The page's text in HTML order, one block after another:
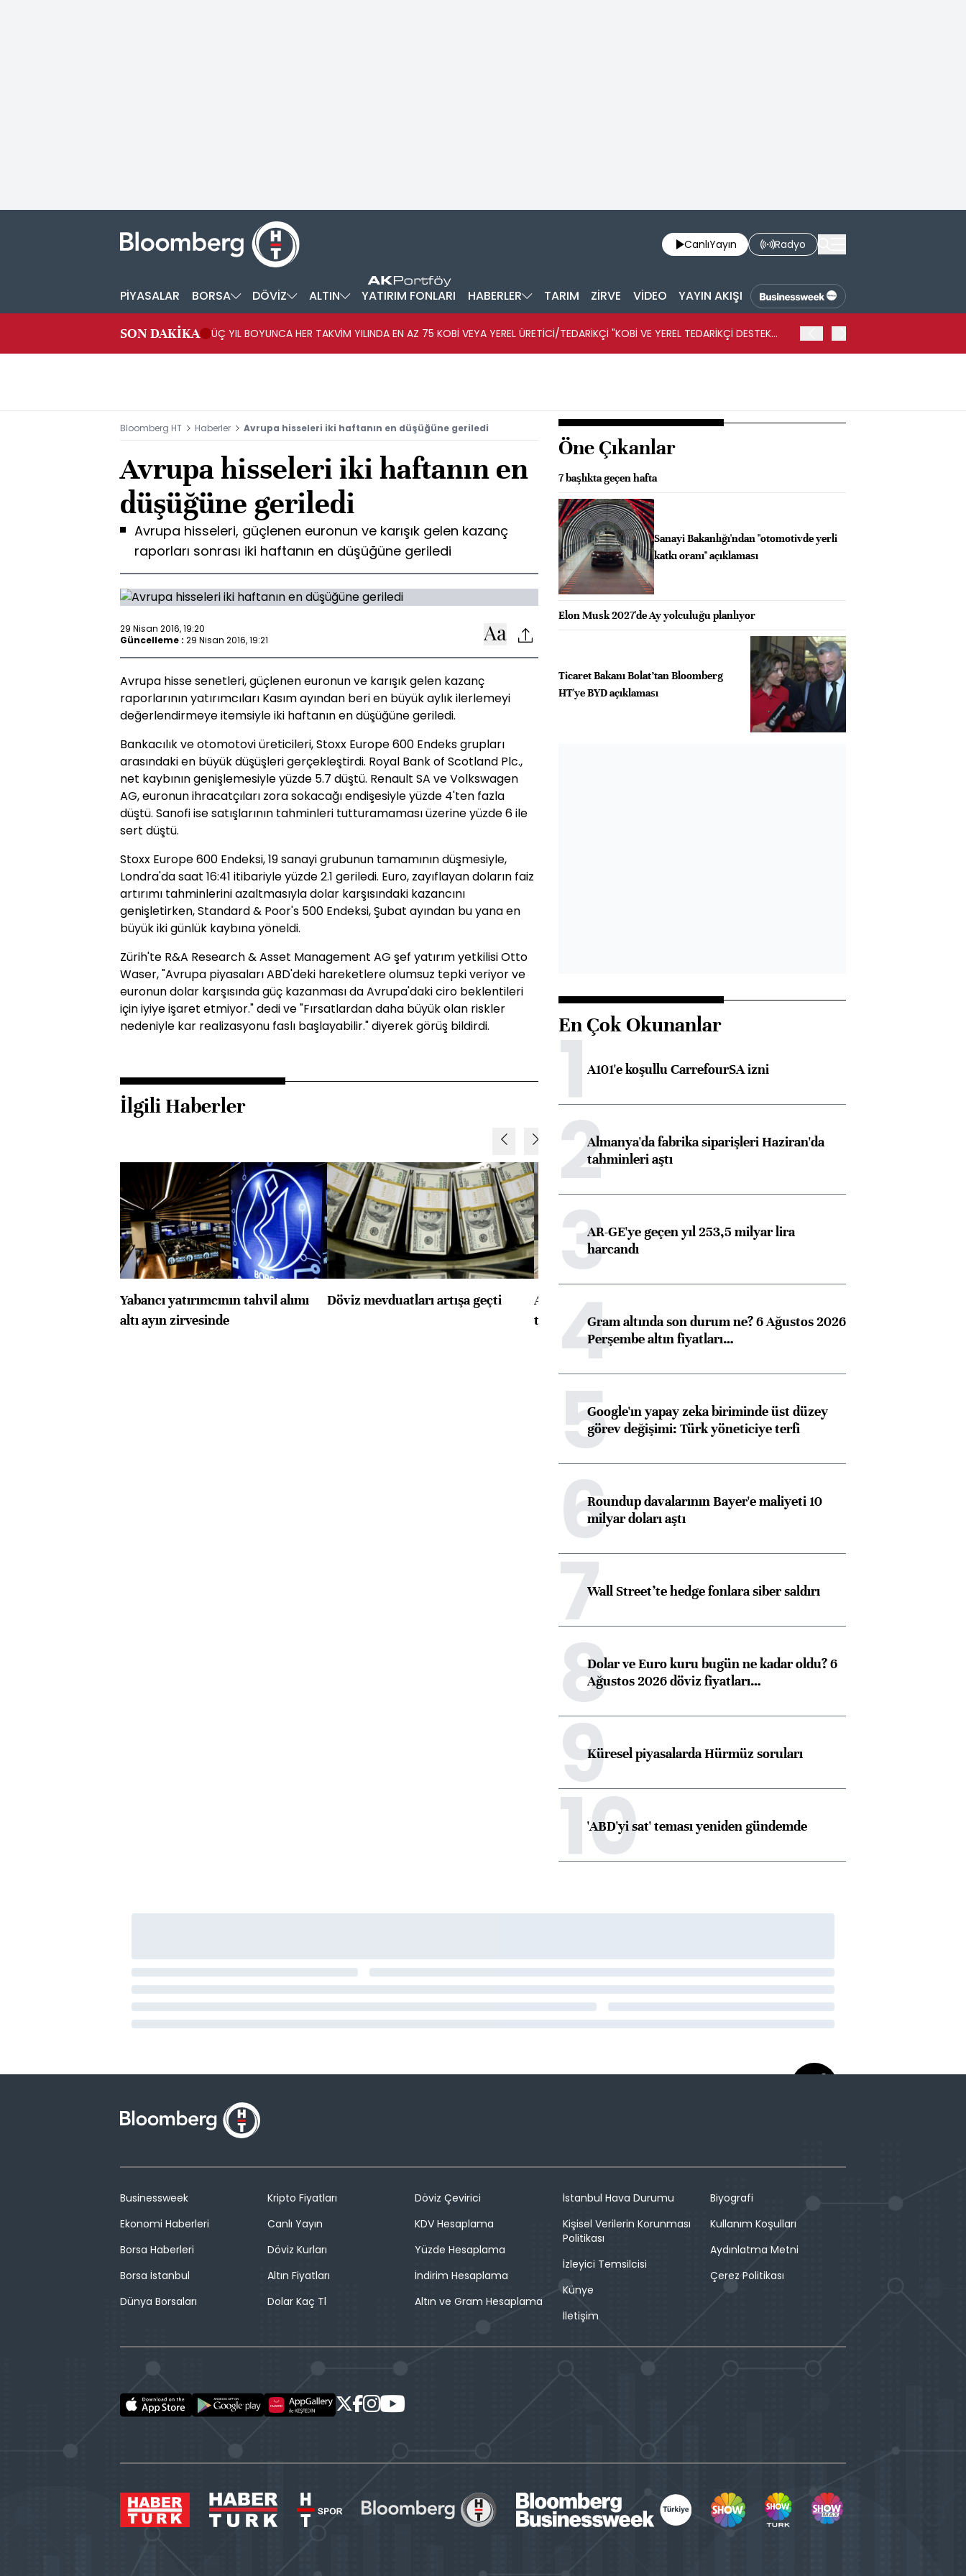
CanlıYayın Radyo
PİYASALAR BORSA DÖVİZ ALTIN YATIRIM FONLARI HABERLER TARIM ZİRVE VİDEO YAYIN AKIŞI
SON DAKİKA
ÜÇ YIL BOYUNCA HER TAKVİM YILINDA EN AZ 75 KOBİ VEYA YEREL ÜRETİCİ/TEDARİKÇİ "KOBİ VE YEREL TEDARİKÇİ DESTEK
Bloomberg HT Haberler Avrupa hisseleri iki haftanın en düşüğüne geriledi
Avrupa hisseleri iki haftanın en
düşüğüne geriledi
Avrupa hisseleri, güçlenen euronun ve karışık gelen kazanç
raporları sonrası iki haftanın en düşüğüne geriledi
29 Nisan 2016, 19:20
Güncelleme : 29 Nisan 2016, 19:21
Avrupa hisse senetleri, güçlenen euronun ve karışık gelen kazanç
raporlarının yatırımcıları Kasım ayından beri en büyük aylık ilerlemeyi
değerlendirmeye itemsiyle iki haftanın en düşüğüne geriledi.
Bankacılık ve otomotovi üreticileri, Stoxx Europe 600 Endeks grupları
arasındaki en büyük düşüşleri gerçekleştirdi. Royal Bank of Scotland Plc.,
net kaybının genişlemesiyle yüzde 5.7 düştü. Renault SA ve Volkswagen
AG, euronun ihracatçıları zora sokacağı endişesiyle yüzde 4'ten fazla
düştü. Sanofi ise satışlarının tahminleri tutturamaması üzerine yüzde 6 ile
sert düştü.
Stoxx Europe 600 Endeksi, 19 sanayi grubunun tamamının düşmesiyle,
Londra'da saat 16:41 itibariyle yüzde 2.1 geriledi. Euro, zayıflayan doların faiz
artırımı tahminlerini azaltmasıyla dolar karşısındaki kazancını
genişletirken, Standard & Poor's 500 Endeksi, Şubat ayından bu yana en
büyük iki günlük kaybına yöneldi.
Zürih'te R&A Research & Asset Management AG şef yatırım yetkilisi Otto
Waser, "Avrupa piyasaları ABD'deki hareketlere olumsuz tepki veriyor ve
euronun dolar karşısında güç kazanması da Avrupa'daki ciro beklentileri
için iyiye işaret etmiyor." dedi ve "Fırsatlardan daha büyük olan riskler
nedeniyle kar realizasyonu faslı başlayabilir." diyerek görüş bildirdi.
İlgili Haberler
Yabancı yatırımcının tahvil alımı
altı ayın zirvesinde
Döviz mevduatları artışa geçti
ABD'de konut başlangıçları
toparlandı
görüşmelere hazırlanıyor
Öne Çıkanlar
7 başlıkta geçen hafta
Sanayi Bakanlığı'ndan "otomotivde yerli
katkı oranı" açıklaması
Elon Musk 2027'de Ay yolculuğu planlıyor
Ticaret Bakanı Bolat’tan Bloomberg
HT'ye BYD açıklaması
En Çok Okunanlar
1A101'e koşullu CarrefourSA izni
2Almanya'da fabrika siparişleri Haziran'da
tahminleri aştı
3AR-GE'ye geçen yıl 253,5 milyar lira
harcandı
4Gram altında son durum ne? 6 Ağustos 2026
Perşembe altın fiyatları…
5Google'ın yapay zeka biriminde üst düzey
görev değişimi: Türk yöneticiye terfi
6Roundup davalarının Bayer'e maliyeti 10
milyar doları aştı
7Wall Street’te hedge fonlara siber saldırı
8Dolar ve Euro kuru bugün ne kadar oldu? 6
Ağustos 2026 döviz fiyatları…
9Küresel piyasalarda Hürmüz soruları
10
'ABD'yi sat' teması yeniden gündemde
Businessweek
Ekonomi Haberleri
Borsa Haberleri
Borsa İstanbul
Dünya Borsaları
Kripto Fiyatları
Canlı Yayın
Döviz Kurları
Altın Fiyatları
Dolar Kaç Tl
Döviz Çevirici
KDV Hesaplama
Yüzde Hesaplama
İndirim Hesaplama
Altın ve Gram Hesaplama
İstanbul Hava Durumu
Kişisel Verilerin Korunması
Politikası
İzleyici Temsilcisi
Künye
İletişim
Biyografi
Kullanım Koşulları
Aydınlatma Metni
Çerez Politikası